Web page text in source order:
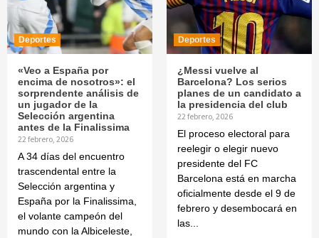
Deportes
«Veo a España por
encima de nosotros»: el
sorprendente análisis de
un jugador de la
Selección argentina
antes de la Finalissima
22 febrero, 2026
A 34 días del encuentro
trascendental entre la
Selección argentina y
España por la Finalissima,
el volante campeón del
mundo con la Albiceleste,
Deportes
¿Messi vuelve al
Barcelona? Los serios
planes de un candidato a
la presidencia del club
22 febrero, 2026
El proceso electoral para
reelegir o elegir nuevo
presidente del FC
Barcelona está en marcha
oficialmente desde el 9 de
febrero y desembocará en
las...